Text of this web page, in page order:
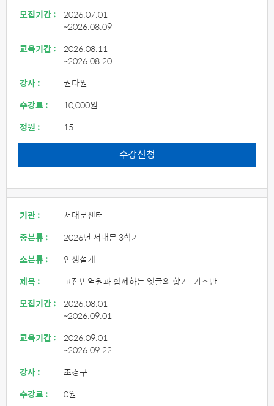
모집기간 : 2026.07.01
~2026.08.09
교육기간 : 2026.08.11
~2026.08.20
강사 :
권다원
수강료 :
10,000원
정원 :
15
수강신청
기관 :
서대문센터
중분류 :
2026년 서대문 3학기
소분류 :
인생설계
제목 :
고전번역원과 함께하는 옛글의 향기_기초반
모집기간 : 2026.08.01
~2026.09.01
교육기간 : 2026.09.01
~2026.09.22
강사 :
조경구
수강료 :
0원